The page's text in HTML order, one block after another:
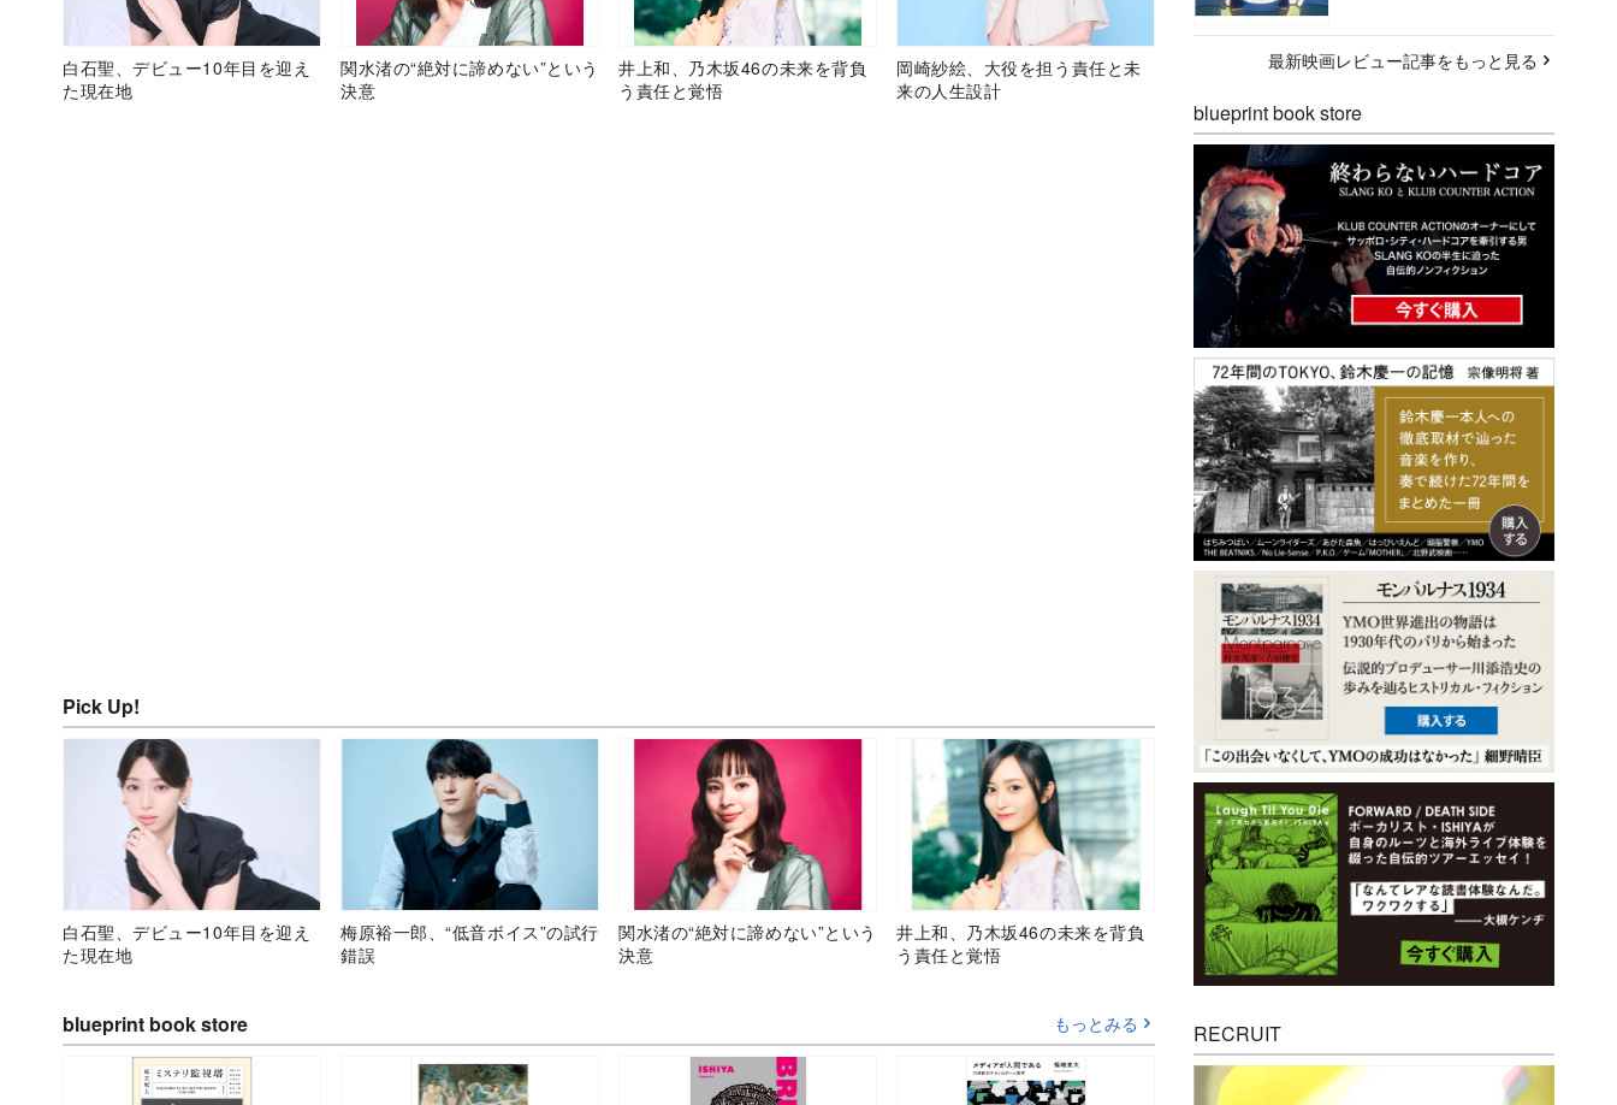
白石聖、デビュー10年目を迎え
た現在地
関水渚の“絶対に諦めない”という
決意
井上和、乃木坂46の未来を背負
う責任と覚悟
岡崎紗絵、大役を担う責任と未
来の人生設計
Pick Up!
白石聖、デビュー10年目を迎え
た現在地
梅原裕一郎、“低音ボイス”の試行
錯誤
関水渚の“絶対に諦めない”という
決意
井上和、乃木坂46の未来を背負
う責任と覚悟
blueprint book store もっとみる
最新映画レビュー記事をもっと見る
blueprint book store
RECRUIT